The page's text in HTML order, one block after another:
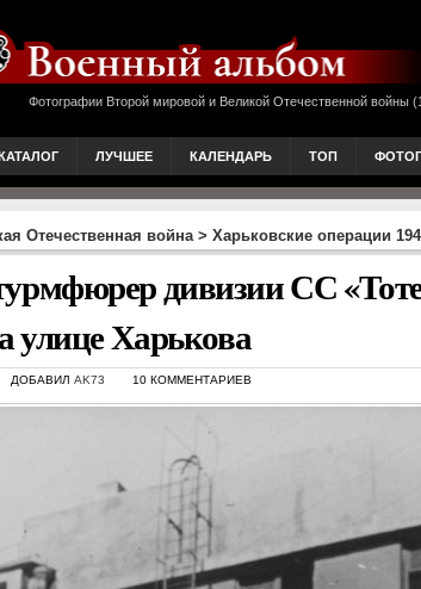
Фотографии Второй мировой и Великой Отечественной войны
ЛУЧШЕЕ КАЛЕНДАРЬ ТОП
Отечественная война> Харьковские операции
дивизии СС
улице Харькова
ДОБАВИЛ AK73 10 КОММЕНТАРИЕВ